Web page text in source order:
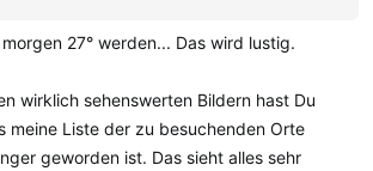
27° werden... Das wird lustig.
wirklich sehenswerten Bildern hast Du
meine Liste der zu besuchenden Orte
geworden ist. Das sieht alles sehr